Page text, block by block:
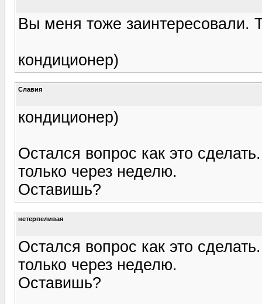
Вы меня тоже заинтересовали.
кондиционер)
Славия
кондиционер)
Остался вопрос как это
только через неделю.
Оставишь?
нетерпеливая
Остался вопрос как это
только через неделю.
Оставишь?